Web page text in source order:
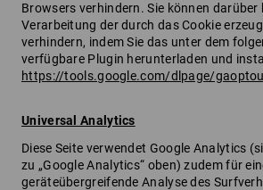
Browsers verhindern. Sie können darüber
Verarbeitung der durch das Cookie
verhindern, indem Sie das unter dem
verfügbare Plugin herunterladen und
https://tools.google.com/dlpage/
Universal Analytics
Diese Seite verwendet Google Analytics
zu „Google Analytics“ oben) zudem für
geräteübergreifende Analyse des